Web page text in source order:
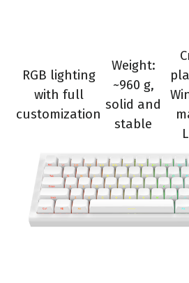
RGB lighting
with full
customization
Weight:
~960 g,
solid and
stable